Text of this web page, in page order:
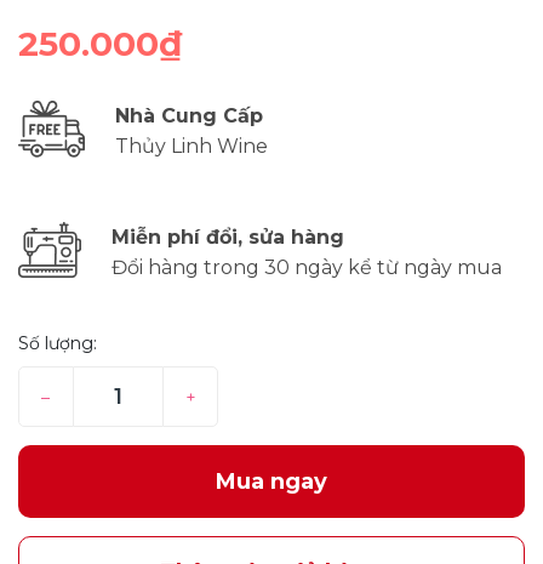
250.000₫
Nhà Cung Cấp
Thủy Linh Wine
Miễn phí đổi, sửa hàng
Đổi hàng trong 30 ngày kể từ ngày mua
Số lượng:
– +
Mua ngay